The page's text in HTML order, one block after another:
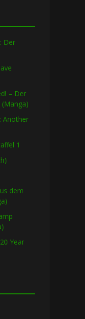
Der
– Der
Another
1
dem
Year